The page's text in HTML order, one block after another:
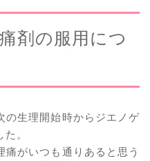
剤の服用につ
の生理開始時からジエノゲ
。
がいつも通りあると思う